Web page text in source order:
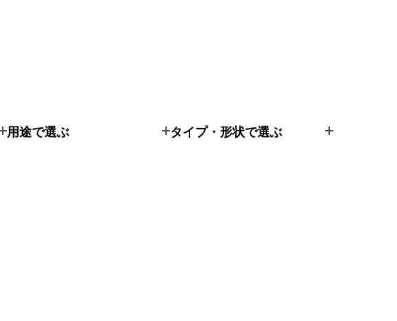
用途で選ぶ タイプ・形状で選ぶ